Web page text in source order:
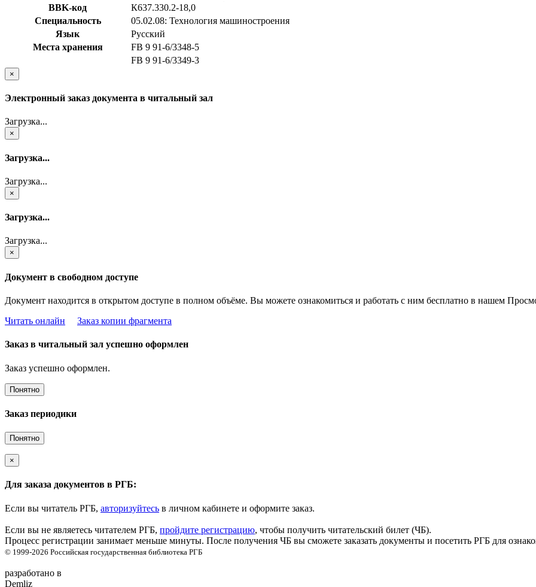
BBK-код
К637.330.2-18,0
Специальность
05.02.08: Технология машиностроения
Язык
Русский
Места хранения
FB 9 91-6/3348-5
FB 9 91-6/3349-3
×
Электронный заказ документа в читальный зал
Загрузка...
×
Загрузка...
Загрузка...
×
Загрузка...
Загрузка...
×
Документ в свободном доступе
Документ находится в открытом доступе в полном объёме. Вы можете ознакомиться и работать с ним бесплатно в нашем
Читать онлайн
Заказ копии фрагмента
Заказ в читальный зал успешно оформлен
Заказ успешно оформлен.
Понятно
Заказ периодики
Понятно
×
Для заказа документов в РГБ:
Если вы читатель РГБ, авторизуйтесь в личном кабинете и оформите заказ.
Если вы не являетесь читателем РГБ, пройдите регистрацию, чтобы получить читательский билет (ЧБ).
Процесс регистрации занимает меньше минуты. После получения ЧБ вы сможете заказать документы и посетить РГБ для
© 1999-2026 Российская государственная библиотека РГБ
разработано в
Demliz